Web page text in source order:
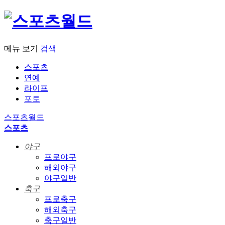
메뉴 보기 검색
스포츠
연예
라이프
포토
스포츠월드
스포츠
야구
프로야구
해외야구
야구일반
축구
프로축구
해외축구
축구일반